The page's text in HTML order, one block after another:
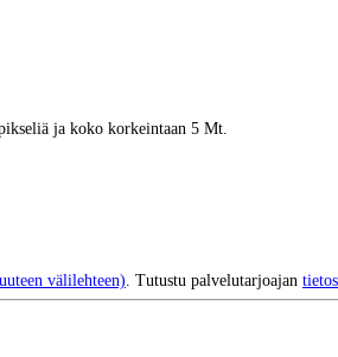
ja koko korkeintaan 5 Mt.
välilehteen). Tutustu palvelutarjoajan